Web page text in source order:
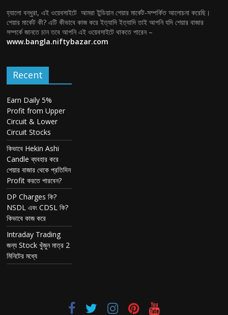
হ্যালো বন্ধুরা, এই ওয়েবসাইটে আমরা ইন্ডিয়ান শেয়ার মার্কেট-সম্পর্কিত আলোচনা করেছি।
শেয়ার মার্কেট কী? এটি কীভাবে কাজ করে ইত্যাদি ইত্যাদি তাই আপনি যদি শেয়ার বাজার
সম্পর্কে জানতে চান তবে আপনি এই ওয়েবসাইটে থাকতে পারেন –
www.bangla.niftybazar.com
Recent
Earn Daily 5%
Profit from Upper
Circuit & Lower
Circuit Stocks
কিভাবে Hekin Ashi
Candle ব্যবহার করে
শেয়ার বাজার থেকে প্রতিদিন
Profit করতে পারবেন?
DP Charges কি?
NSDL এবং CDSL কি?
কিভাবে কাজ করে
Intraday Trading
জন্য Stock খুঁজুন মাত্র 2
মিনিটের মধ্যে